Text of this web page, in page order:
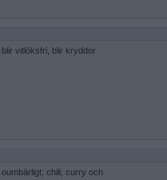
blir vitlöksfri, blir kryddor
oumbärligt; chili, curry och